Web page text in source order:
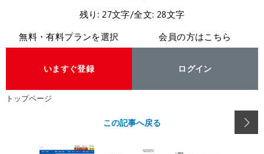
残り: 27文字/全文: 28文字
無料・有料プランを選択
いますぐ登録
会員の方はこちら
ログイン
トップページ
この記事へ戻る